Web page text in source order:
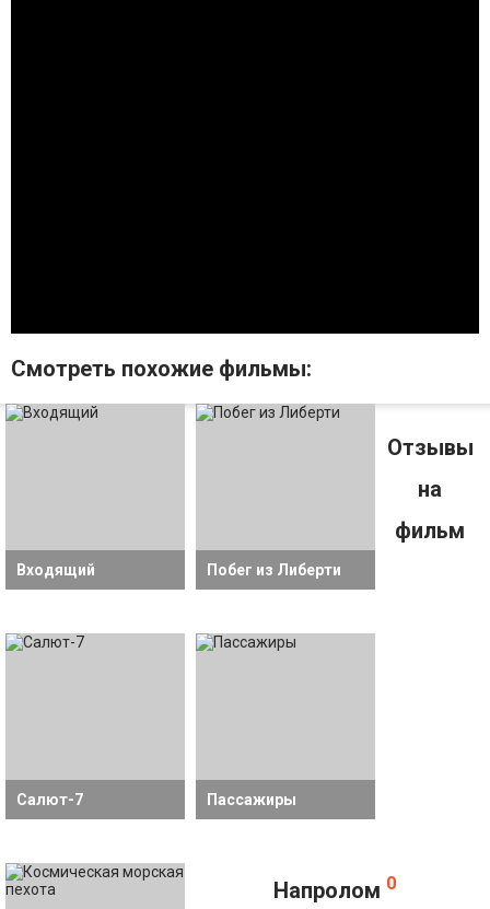
Смотрeть похожие фильмы:
Входящий Побег из Либерти
Салют-7 Пассажиры
Отзывы
на
фильм
Напролом 0